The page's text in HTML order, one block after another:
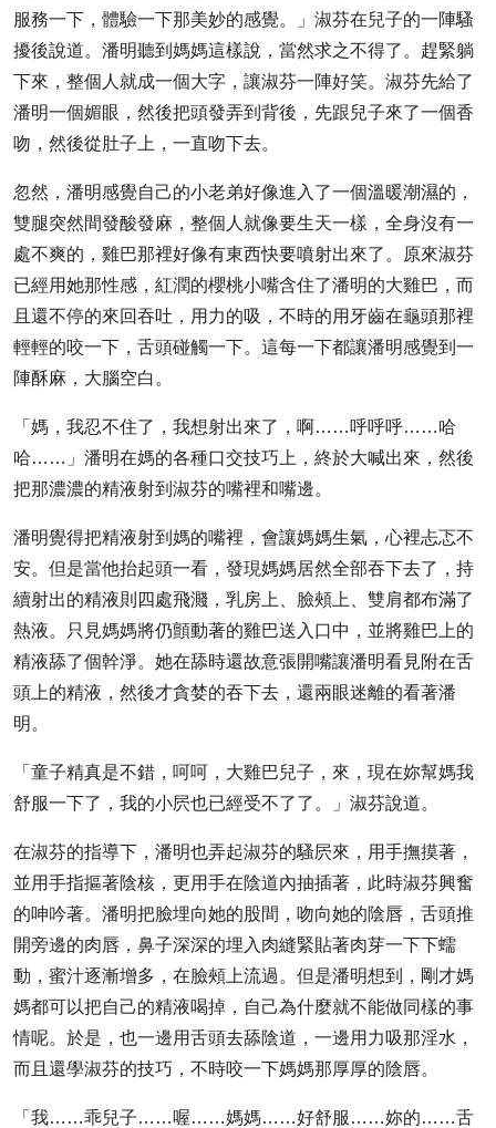
服務一下，體驗一下那美妙的感覺。」淑芬在兒子的一陣騷
擾後說道。潘明聽到媽媽這樣說，當然求之不得了。趕緊躺
下來，整個人就成一個大字，讓淑芬一陣好笑。淑芬先給了
潘明一個媚眼，然後把頭發弄到背後，先跟兒子來了一個香
吻，然後從肚子上，一直吻下去。
忽然，潘明感覺自己的小老弟好像進入了一個溫暖潮濕的，
雙腿突然間發酸發麻，整個人就像要生天一樣，全身沒有一
處不爽的，雞巴那裡好像有東西快要噴射出來了。原來淑芬
已經用她那性感，紅潤的櫻桃小嘴含住了潘明的大雞巴，而
且還不停的來回吞吐，用力的吸，不時的用牙齒在龜頭那裡
輕輕的咬一下，舌頭碰觸一下。這每一下都讓潘明感覺到一
陣酥麻，大腦空白。
「媽，我忍不住了，我想射出來了，啊……呼呼呼……哈
哈……」潘明在媽的各種口交技巧上，終於大喊出來，然後
把那濃濃的精液射到淑芬的嘴裡和嘴邊。
潘明覺得把精液射到媽的嘴裡，會讓媽媽生氣，心裡忐忑不
安。但是當他抬起頭一看，發現媽媽居然全部吞下去了，持
續射出的精液則四處飛濺，乳房上、臉頰上、雙肩都布滿了
熱液。只見媽媽將仍顫動著的雞巴送入口中，並將雞巴上的
精液舔了個幹淨。她在舔時還故意張開嘴讓潘明看見附在舌
頭上的精液，然後才貪婪的吞下去，還兩眼迷離的看著潘
明。
「童子精真是不錯，呵呵，大雞巴兒子，來，現在妳幫媽我
舒服一下了，我的小屄也已經受不了了。」淑芬說道。
在淑芬的指導下，潘明也弄起淑芬的騷屄來，用手撫摸著，
並用手指摳著陰核，更用手在陰道內抽插著，此時淑芬興奮
的呻吟著。潘明把臉埋向她的股間，吻向她的陰唇，舌頭推
開旁邊的肉唇，鼻子深深的埋入肉縫緊貼著肉芽一下下蠕
動，蜜汁逐漸增多，在臉頰上流過。但是潘明想到，剛才媽
媽都可以把自己的精液喝掉，自己為什麼就不能做同樣的事
情呢。於是，也一邊用舌頭去舔陰道，一邊用力吸那淫水，
而且還學淑芬的技巧，不時咬一下媽媽那厚厚的陰唇。
「我……乖兒子……喔……媽媽……好舒服……妳的……舌